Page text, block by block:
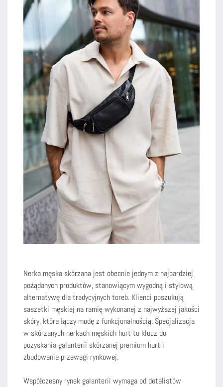
Nerka męska skórzana jest obecnie jednym z najbardziej
pożądanych produktów, stanowiącym wygodną i stylową
alternatywę dla tradycyjnych toreb. Klienci poszukują
saszetki męskiej na ramię wykonanej z najwyższej jakości
skóry, która łączy modę z funkcjonalnością. Specjalizacja
w skórzanych nerkach męskich hurt to klucz do
pozyskania galanterii skórzanej premium hurt i
zbudowania przewagi rynkowej.
Współczesny rynek galanterii wymaga od detalistów